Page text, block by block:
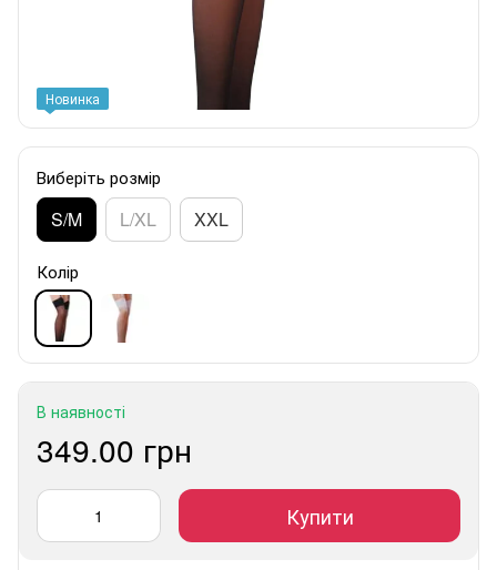
Новинка
Виберіть розмір
S/M L/XL XXL
Колір
В наявності
349.00 грн
Купити